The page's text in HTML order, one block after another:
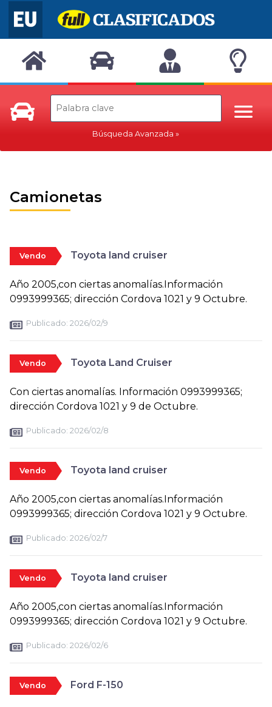
Búsqueda Avanzada
Camionetas
Vendo Toyota land cruiser
Año 2005,con ciertas anomalías.Información
0993999365; dirección Cordova 1021 y 9 Octubre.
Publicado: 2026/02/9
Vendo Toyota Land Cruiser
Con ciertas anomalías. Información 0993999365;
dirección Cordova 1021 y 9 de Octubre.
Publicado: 2026/02/8
Vendo Toyota land cruiser
Año 2005,con ciertas anomalías.Información
0993999365; dirección Cordova 1021 y 9 Octubre.
Publicado: 2026/02/7
Vendo Toyota land cruiser
Año 2005,con ciertas anomalías.Información
0993999365; dirección Cordova 1021 y 9 Octubre.
Publicado: 2026/02/6
Vendo Ford F-150